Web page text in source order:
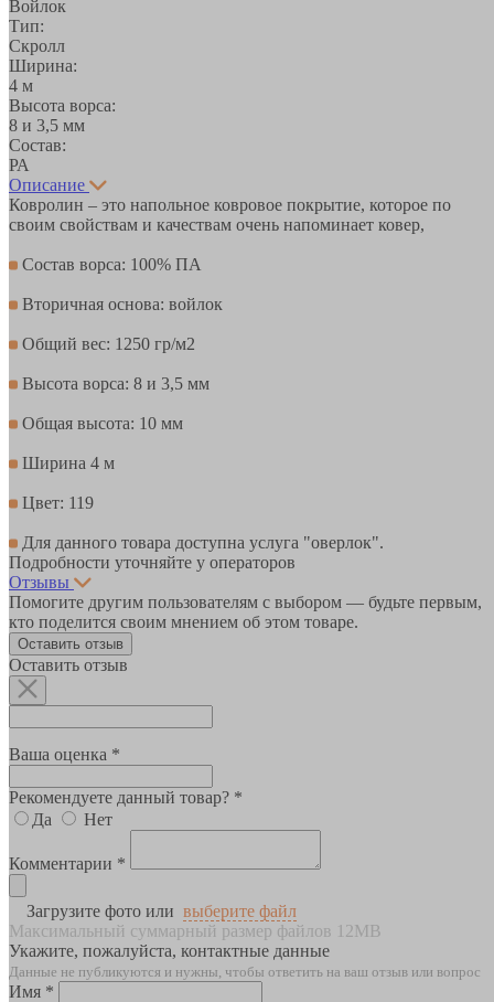
Войлок
Тип:
Скролл
Ширина:
4 м
Высота ворса:
8 и 3,5 мм
Состав:
РА
Описание
Ковролин – это напольное ковровое покрытие, которое по
своим свойствам и качествам очень напоминает ковер,
Состав ворса: 100% ПА
Вторичная основа: войлок
Общий вес: 1250 гр/м2
Высота ворса: 8 и 3,5 мм
Общая высота: 10 мм
Ширина 4 м
Цвет: 119
Для данного товара доступна услуга "оверлок".
Подробности уточняйте у операторов
Отзывы
Помогите другим пользователям с выбором — будьте первым,
кто поделится своим мнением об этом товаре.
Оставить отзыв
Оставить отзыв
Ваша оценка *
Рекомендуете данный товар? *
Да
Нет
Комментарии *
Загрузите фото или выберите файл
Максимальный суммарный размер файлов 12MB
Укажите, пожалуйста, контактные данные
Данные не публикуются и нужны, чтобы ответить на ваш отзыв или вопрос
Имя *